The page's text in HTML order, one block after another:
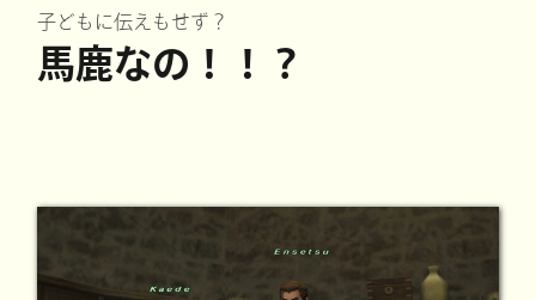
子どもに伝えもせず？
馬鹿なの！！？